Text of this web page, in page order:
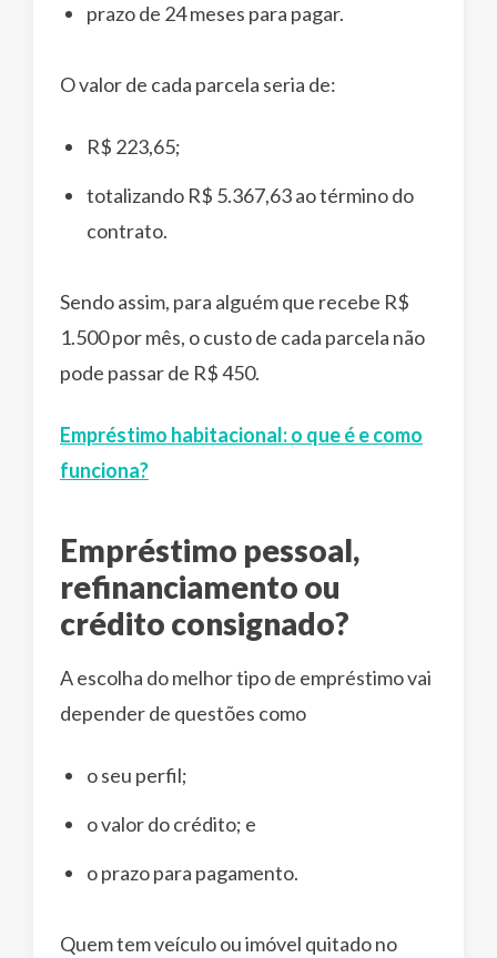
prazo de 24 meses para pagar.
O valor de cada parcela seria de:
R$ 223,65;
totalizando R$ 5.367,63 ao término do
contrato.
Sendo assim, para alguém que recebe R$
1.500 por mês, o custo de cada parcela não
pode passar de R$ 450.
Empréstimo habitacional: o que é e como
funciona?
Empréstimo pessoal,
refinanciamento ou
crédito consignado?
A escolha do melhor tipo de empréstimo vai
depender de questões como
o seu perfil;
o valor do crédito; e
o prazo para pagamento.
Quem tem veículo ou imóvel quitado no